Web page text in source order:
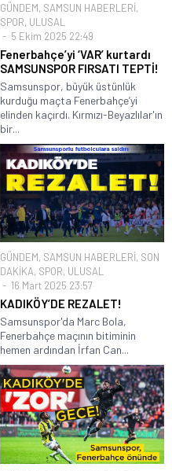
GÜNDEM, SAMSUN HABERLERİ,
SPOR, ULUSAL
5 Ekim 2025 22:49
Fenerbahçe’yi ‘VAR’ kurtardı
SAMSUNSPOR FIRSATI TEPTİ!
Samsunspor, büyük üstünlük
kurduğu maçta Fenerbahçe’yi
elinden kaçırdı. Kırmızı-Beyazlılar'ın
bir...
GÜNDEM, SAMSUN HABERLERİ, SON
DAKİKA, SPOR, ULUSAL
16 Mart 2025 23:57
KADIKÖY’DE REZALET!
Samsunspor'da Marc Bola,
Fenerbahçe maçının bitiminin
hemen ardından İrfan Can...